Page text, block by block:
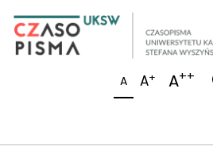
A A+ A++